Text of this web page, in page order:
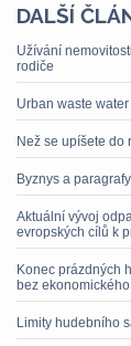
DALŠÍ
Užívání
rodiče
Urban waste
Než se upíšete do
Byznys a
Aktuální vývoj
evropských cílů k
Konec prázdných
bez
Limity hudebního